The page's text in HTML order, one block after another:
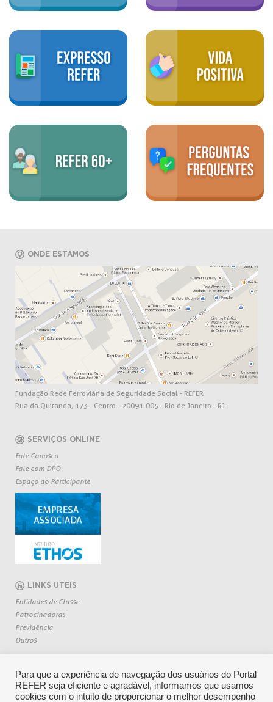
ONDE ESTAMOS
Fundação Rede Ferroviária de Seguridade Social - REFER
Rua da Quitanda, 173 - Centro - 20091-005 - Rio de Janeiro - RJ.
SERVIÇOS ONLINE
Fale Conosco
Fale com DPO
Espaço do Participante
LINKS UTEIS
Entidades de Classe
Patrocinadoras
Previdência
Outros
Para que a experiência de navegação dos usuários do Portal
REFER seja eficiente e agradável, informamos que usamos
cookies com o intuito de proporcionar o melhor desempenho